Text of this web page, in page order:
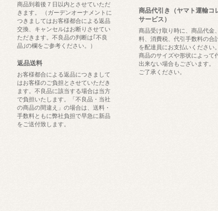
商品到着後７日以内とさせていただ
きます。 （ガーデンオーナメントに
つきましてはお客様都合による返品
交換、キャンセルはお断りさせてい
ただきます。不良品の判断は｢不良
品｣の欄をご参考ください。）
返品送料
お客様都合による返品につきまして
はお客様のご負担とさせていただき
ます。不良品に該当する場合は当方
で負担いたします。「不良品・当社
の商品の間違え」の場合は、送料・
手数料ともに弊社負担で早急に新品
をご送付致します。
商品代引き（ヤマト運輸コ
サービス）
商品受け取り時に、商品代金
料、消費税、代引手数料の合
を配達員にお支払いください
商品のサイズや形状によって
出来ない場合もございます。
ご了承ください。